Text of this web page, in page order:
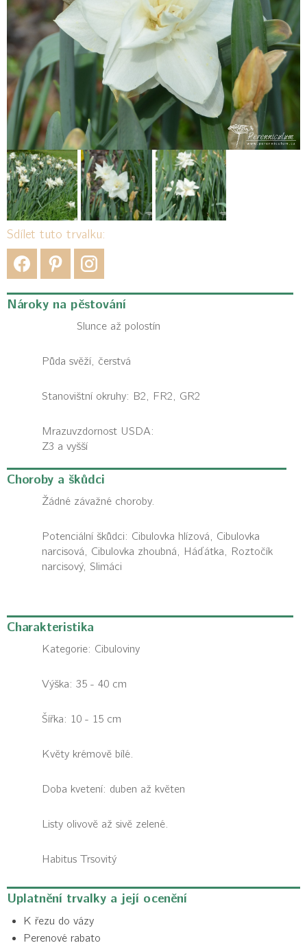
Sdílet tuto trvalku:
Nároky na pěstování
Slunce až polostín
Půda svěží, čerstvá
Stanovištní okruhy: B2, FR2, GR2
Mrazuvzdornost USDA:
Z3 a vyšší
Choroby a škůdci
Žádné závažné choroby.
Potenciální škůdci: Cibulovka hlízová, Cibulovka
narcisová, Cibulovka zhoubná, Háďátka, Roztočík
narcisový, Slimáci
Charakteristika
Kategorie: Cibuloviny
Výška: 35 - 40 cm
Šířka: 10 - 15 cm
Květy krémově bílé.
Doba kvetení: duben až květen
Listy olivově až sivě zelené.
Habitus Trsovitý
Uplatnění trvalky a její ocenění
K řezu do vázy
Perenové rabato